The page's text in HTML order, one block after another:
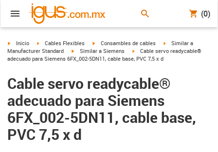
(0)
igus-icon-arrow-right
Inicio igus-icon-arrow-right
Cables Flexibles igus-icon-arrow-right
Consambles de cables igus-icon-arrow-right
Similar a
Manufacturer Standard
igus-icon-arrow-right
Similar a Siemens igus-icon-arrow-right
Cable servo readycable®
adecuado para Siemens 6FX_002-5DN11, cable base, PVC 7,5 x d
Cable servo readycable®
adecuado para Siemens
6FX_002-5DN11, cable base,
PVC 7,5 x d